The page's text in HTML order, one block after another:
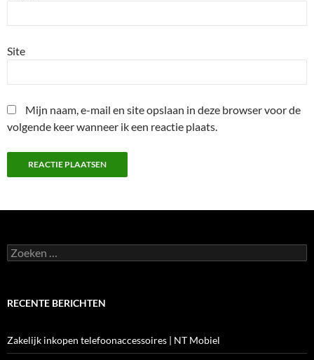
Site
Mijn naam, e-mail en site opslaan in deze browser voor de
volgende keer wanneer ik een reactie plaats.
Zoeken
naar:
RECENTE BERICHTEN
Zakelijk inkopen telefoonaccessoires | NT Mobiel